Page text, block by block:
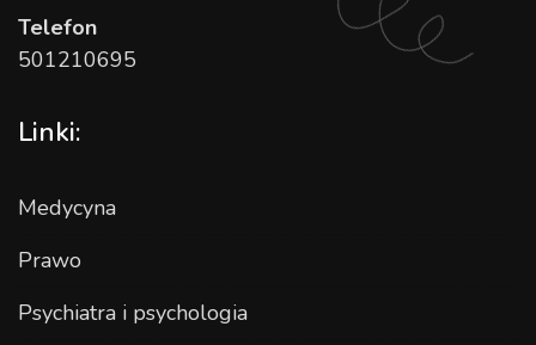
Telefon
501210695
Linki:
Medycyna
Prawo
Psychiatra i psychologia